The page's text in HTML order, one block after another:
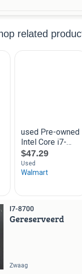
I7-8700
Gereserveerd
Zwaag